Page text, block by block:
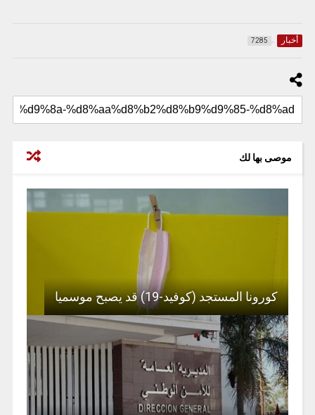
أخبار 7285
موصى بها لك
كورونا المستجد (كوفيد-19) قد يصبح موسميا